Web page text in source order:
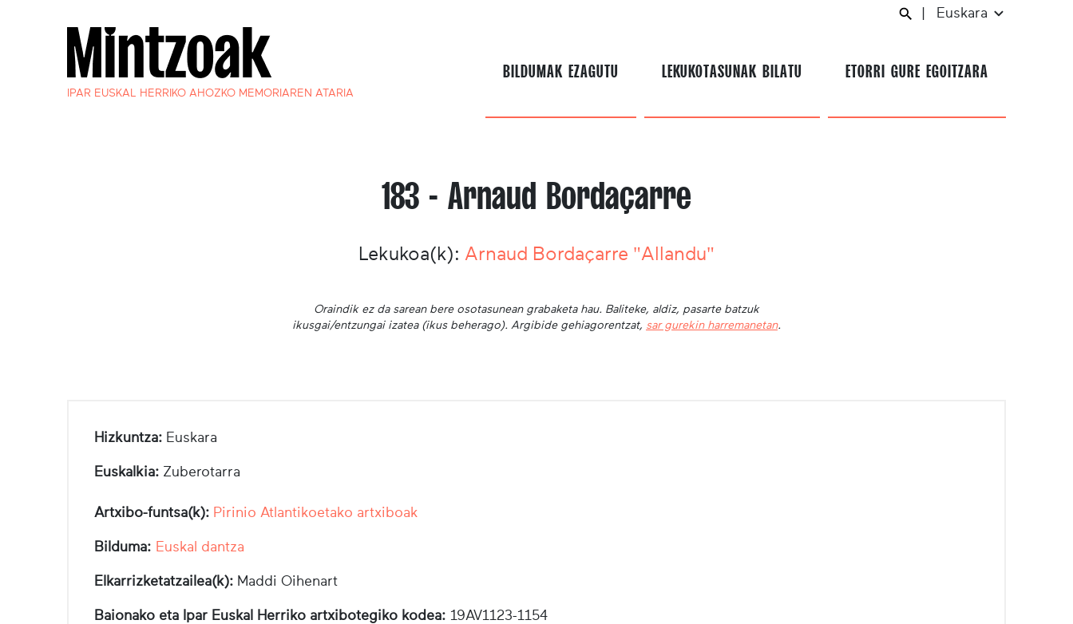
IPAR EUSKAL HERRIKO AHOZKO MEMORIAREN ATARIA
Euskara
BILDUMAK EZAGUTU LEKUKOTASUNAK BILATU ETORRI GURE EGOITZARA
183 - Arnaud Bordaçarre
Lekukoa(k): Arnaud Bordaçarre "Allandu"
Oraindik ez da sarean bere osotasunean grabaketa hau. Baliteke, aldiz, pasarte batzuk
ikusgai/entzungai izatea (ikus beherago). Argibide gehiagorentzat, sar gurekin harremanetan.
Hizkuntza: Euskara
Euskalkia: Zuberotarra
Artxibo-funtsa(k): Pirinio Atlantikoetako artxiboak
Bilduma: Euskal dantza
Elkarrizketatzailea(k): Maddi Oihenart
Baionako eta Ipar Euskal Herriko artxibotegiko kodea: 19AV1123-1154